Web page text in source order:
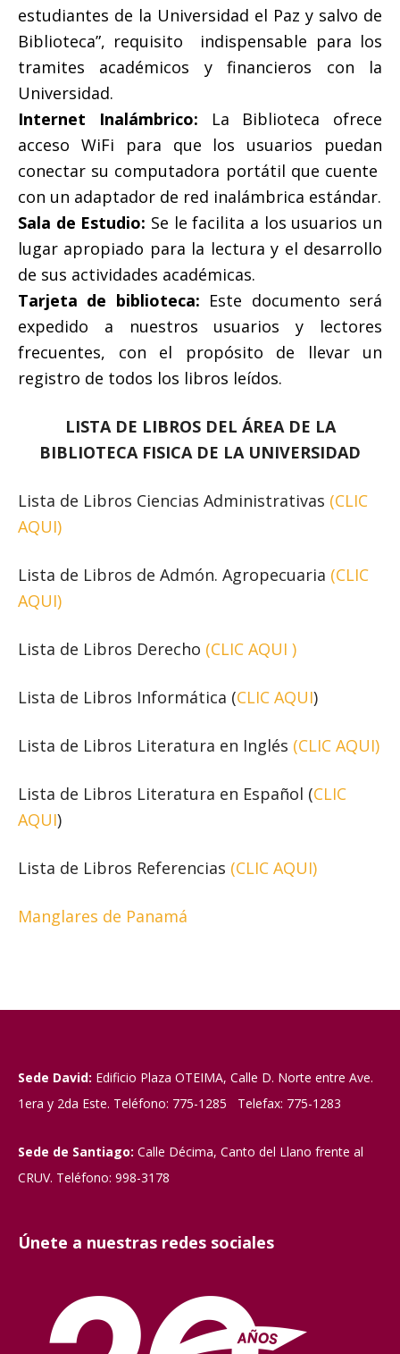
estudiantes de la Universidad el Paz y salvo de
Biblioteca”, requisito indispensable para los
tramites académicos y financieros con la
Universidad.
Internet Inalámbrico: La Biblioteca ofrece
acceso WiFi para que los usuarios puedan
conectar su computadora portátil que cuente
con un adaptador de red inalámbrica estándar.
Sala de Estudio: Se le facilita a los usuarios un
lugar apropiado para la lectura y el desarrollo
de sus actividades académicas.
Tarjeta de biblioteca: Este documento será
expedido a nuestros usuarios y lectores
frecuentes, con el propósito de llevar un
registro de todos los libros leídos.
LISTA DE LIBROS DEL ÁREA DE LA
BIBLIOTECA FISICA DE LA UNIVERSIDAD
Lista de Libros Ciencias Administrativas (CLIC
AQUI)
Lista de Libros de Admón. Agropecuaria (CLIC
AQUI)
Lista de Libros Derecho (CLIC AQUI )
Lista de Libros Informática (CLIC AQUI)
Lista de Libros Literatura en Inglés (CLIC AQUI)
Lista de Libros Literatura en Español (CLIC
AQUI)
Lista de Libros Referencias (CLIC AQUI)
Manglares de Panamá
Sede David: Edificio Plaza OTEIMA, Calle D. Norte entre Ave.
1era y 2da Este. Teléfono: 775-1285 Telefax: 775-1283
Sede de Santiago: Calle Décima, Canto del Llano frente al
CRUV. Teléfono: 998-3178
Únete a nuestras redes sociales